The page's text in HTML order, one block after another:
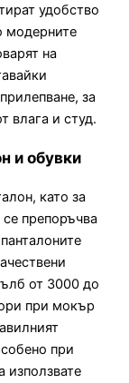
удобство
модерните
на
за
влага и студ.
и обувки
като за
препоръчва
от 3000 до
при мокър
при
използвате